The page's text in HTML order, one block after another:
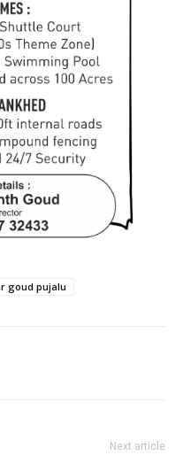
goud pujalu
Next article